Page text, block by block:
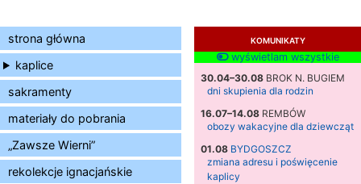
strona główna
kaplice
sakramenty
materiały do pobrania
„Zawsze Wierni”
rekolekcje ignacjańskie
KOMUNIKATY
wyświetlam wszystkie
30.04–30.08 BROK N. BUGIEM
dni skupienia dla rodzin
16.07–14.08 REMBÓW
obozy wakacyjne dla dziewcząt
01.08 BYDGOSZCZ
zmiana adresu i poświęcenie
kaplicy